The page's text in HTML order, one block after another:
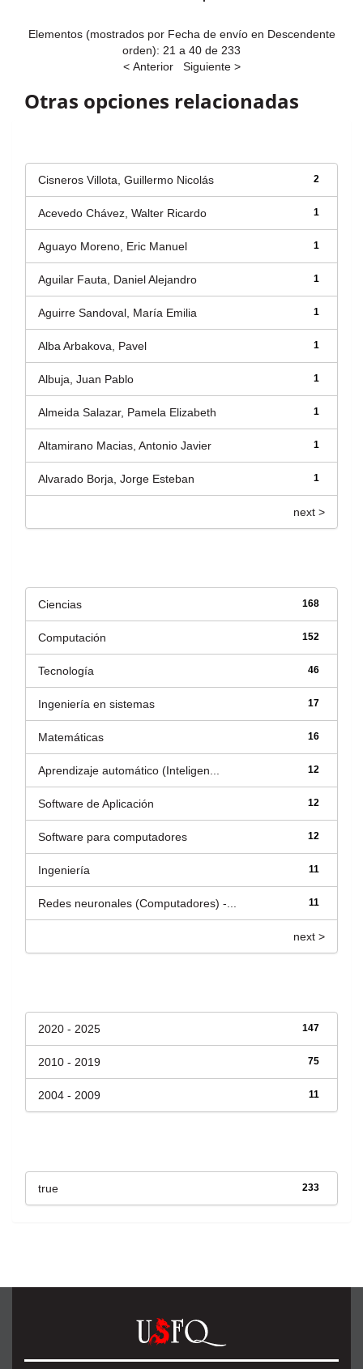
Elementos (mostrados por Fecha de envío en Descendente
orden): 21 a 40 de 233
< Anterior
Siguiente >
Otras opciones relacionadas
2
Cisneros Villota, Guillermo Nicolás
1
Acevedo Chávez, Walter Ricardo
1
Aguayo Moreno, Eric Manuel
1
Aguilar Fauta, Daniel Alejandro
1
Aguirre Sandoval, María Emilia
1
Alba Arbakova, Pavel
1
Albuja, Juan Pablo
1
Almeida Salazar, Pamela Elizabeth
1
Altamirano Macias, Antonio Javier
1
Alvarado Borja, Jorge Esteban
next >
168
Ciencias
152
Computación
46
Tecnología
17
Ingeniería en sistemas
16
Matemáticas
12
Aprendizaje automático (Inteligen...
12
Software de Aplicación
12
Software para computadores
11
Ingeniería
11
Redes neuronales (Computadores) -...
next >
147
2020 - 2025
75
2010 - 2019
11
2004 - 2009
233
true